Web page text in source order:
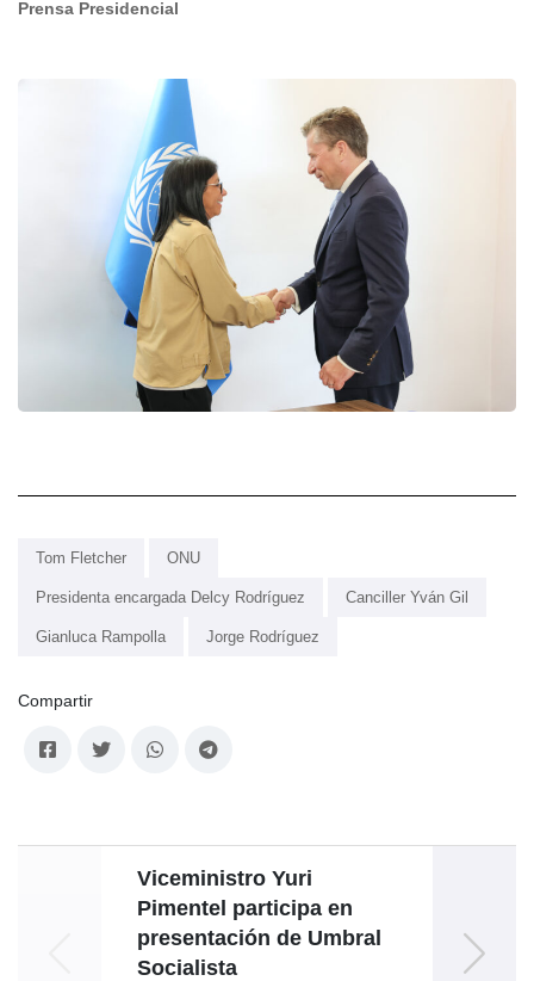
Prensa Presidencial
Tom Fletcher ONU
Presidenta encargada Delcy Rodríguez Canciller Yván Gil
Gianluca Rampolla Jorge Rodríguez
Compartir
Viceministro Yuri
Pimentel participa en
presentación de Umbral
Socialista